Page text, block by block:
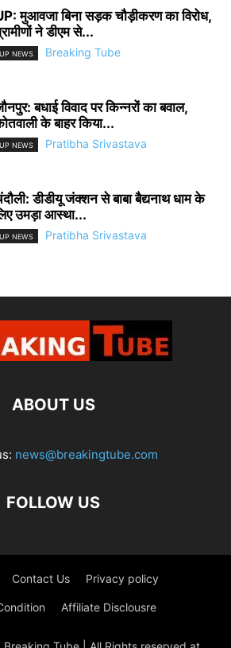
मुआवजा बिना सड़क चौड़ीकरण का विरोध,
ने डीएम से...
UP NEWS Breaking Tube
बधाई विवाद पर किन्नरों का बवाल,
के बाहर किया...
UP NEWS Pratibha Srivastava
डीडीयू जंक्शन से बाबा बैद्यनाथ धाम के
उमड़ा आस्था...
UP NEWS Pratibha Srivastava
ABOUT US
news@breakingtube.com
FOLLOW US
Contact Us Privacy policy
Affiliate Disclousre